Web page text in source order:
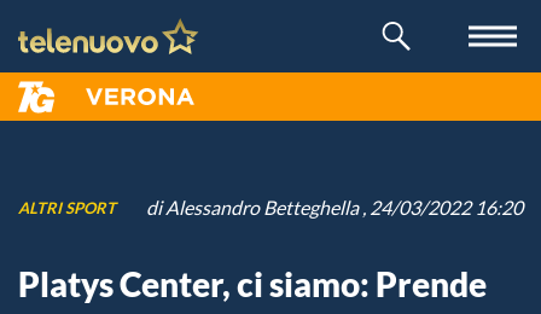
ALTRI SPORT diAlessandro Betteghella, 24/03/2022 16:20
Platys Center, ci siamo: Prende